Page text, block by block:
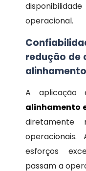
operacional.
redução de
A
alinhamento
diretamente
esforços
passam a